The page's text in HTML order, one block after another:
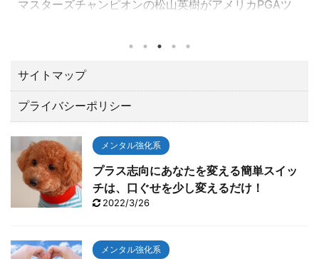
マスターズチャンピオンの松山英樹がアメリカPGAツ
んと２億３００万円。日本ツアーと較べてひとケタ違
います。 最後の１８番ロングホールでは、２オンでワ
ンパットのイーグルで締める圧巻の終わり方でガッツ
ポーズ。 いやあカッコよすぎて「やったー！！」と思
わずTVに向って叫んでしまいました。 今回は、肝心な
とこ ...
サイトマップ
プライバシーポリシー
メンタル強化系
プラス志向にあなたを変える簡単スイッ
チは、口ぐせを少し変えるだけ！
2022/3/26
メンタル強化系